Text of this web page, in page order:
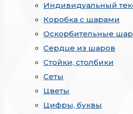
Индивидуальный
Коробка с шарами
Оскорбительные
Сердце из шаров
Стойки, столбики
Сеты
Цветы
Цифры, буквы